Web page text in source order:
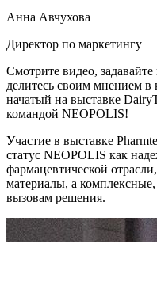
Анна Авчухова
Директор по маркетингу
Смотрите видео,
делитесь своим мнением в
начатый на выставке
командой NEOPOLIS!
Участие в выставке
статус NEOPOLIS как
фармацевтической
материалы, а
вызовам решения.